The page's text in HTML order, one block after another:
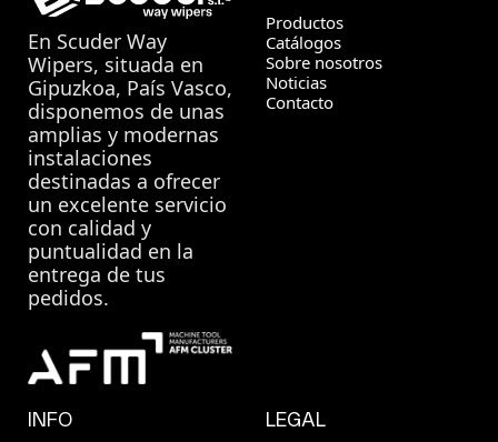
En Scuder Way
Wipers, situada en
Gipuzkoa, País Vasco,
disponemos de unas
amplias y modernas
instalaciones
destinadas a ofrecer
un excelente servicio
con calidad y
puntualidad en la
entrega de tus
pedidos.
Productos
Catálogos
Sobre nosotros
Noticias
Contacto
INFO LEGAL